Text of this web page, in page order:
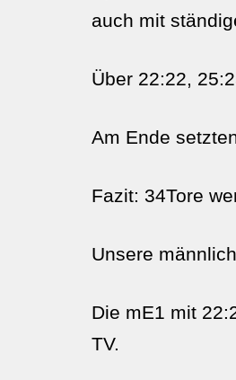
auch mit
Über 22:22,
Am Ende
Fazit: 34Tore
Unsere
Die mE1 mit
TV.